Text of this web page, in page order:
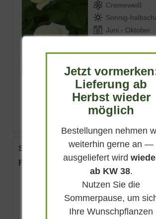
Cremeweiß
Sonnig-
Juni - Oktober
Artikel nicht mehr
Stammrose 'Arthur Bell'
Rosa 'Arthur Bell ®'
Sommergrün
Goldgelb
Sonnig-
Jetzt
Lieferung ab
Herbst wieder
möglich
Bestellungen nehmen
weiterhin gerne an —
ausgeliefert wird
ab KW 38.
Nutzen Sie die
Sommerpause, um
Ihre Wunschpflanzen